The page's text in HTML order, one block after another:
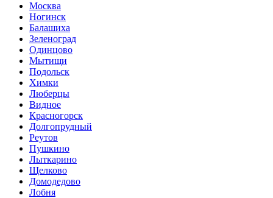
Москва
Ногинск
Балашиха
Зеленоград
Одинцово
Мытищи
Подольск
Химки
Люберцы
Видное
Красногорск
Долгопрудный
Реутов
Пушкино
Лыткарино
Щелково
Домодедово
Лобня